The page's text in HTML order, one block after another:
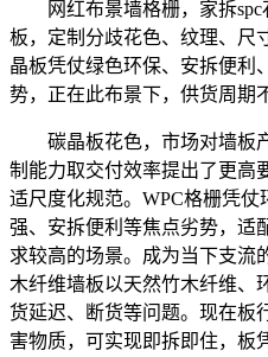
网红布景墙格栅，家拆spc
板，定制分歧花色、纹理、尺
晶板凭仗绿色环保、安拆便利
势，正在此布景下，供货周期
碳晶板花色，市场对墙板
制能力取交付效率提出了更高
适尺度化规范。WPC格栅凭
强、安拆便利等焦点劣势，适
求较高的场景。成为当下支流
木纤维墙板以天然竹木纤维、
货延迟、断货等问题。现在板
害物质，可实现即拆即住，板